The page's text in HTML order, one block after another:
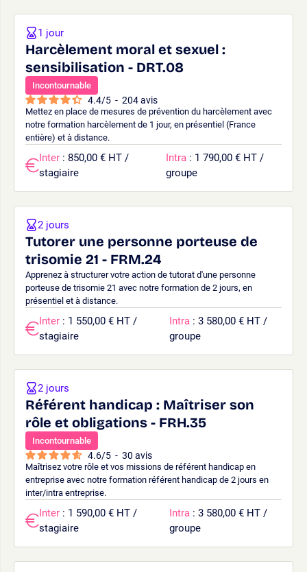
Harcèlement moral et sexuel :
sensibilisation - DRT.08
Incontournable
4.4/5 - 204avis
Mettez en place de mesures de prévention du harcèlement avec
notre formation harcèlement de 1 jour, en présentiel (France
entière) et à distance.
1 jour
Inter : 850,00 € HT /
stagiaire
Intra : 1 790,00 € HT /
groupe
Tutorer une personne porteuse de
trisomie 21 - FRM.24
Apprenez à structurer votre action de tutorat d'une personne
porteuse de trisomie 21 avec notre formation de 2 jours, en
présentiel et à distance.
2 jours
Inter : 1 550,00 € HT /
stagiaire
Intra : 3 580,00 € HT /
groupe
Référent handicap : Maîtriser son
rôle et obligations - FRH.35
Incontournable
4.6/5 - 30 avis
Maîtrisez votre rôle et vos missions de référent handicap en
entreprise avec notre formation référent handicap de 2 jours en
inter/intra entreprise.
2 jours
Inter : 1 590,00 € HT /
stagiaire
Intra : 3 580,00 € HT /
groupe